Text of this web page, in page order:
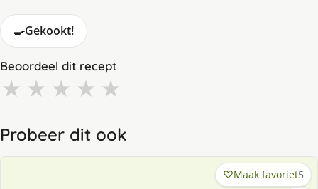
🍳Gekookt!
Beoordeel dit recept
★ ★ ★ ★ ★
Probeer dit ook
Maak favoriet5